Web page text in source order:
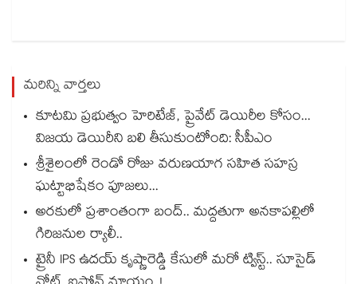
మరిన్ని వార్తలు
కూటమి ప్రభుత్వం హెరిటేజ్, ప్రైవేట్ డెయిరీల కోసం...
విజయ డెయిరీని బలి తీసుకుంటోంది: సీపీఎం
శ్రీశైలంలో రెండో రోజు వరుణయాగ సహిత సహస్ర
ఘట్టాభిషేకం పూజలు...
అరకులో ప్రశాంతంగా బంద్.. మద్దతుగా అనకాపల్లిలో
గిరిజనుల ర్యాలీ..
ట్రైనీ IPS ఉదయ్‌ కృష్ణారెడ్డి కేసులో మరో ట్విస్ట్.. సూసైడ్‌